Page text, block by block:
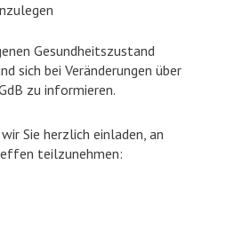
Gesundheitszustand
sich bei Veränderungen über
zu informieren.
Sie herzlich einladen, an
teilzunehmen: